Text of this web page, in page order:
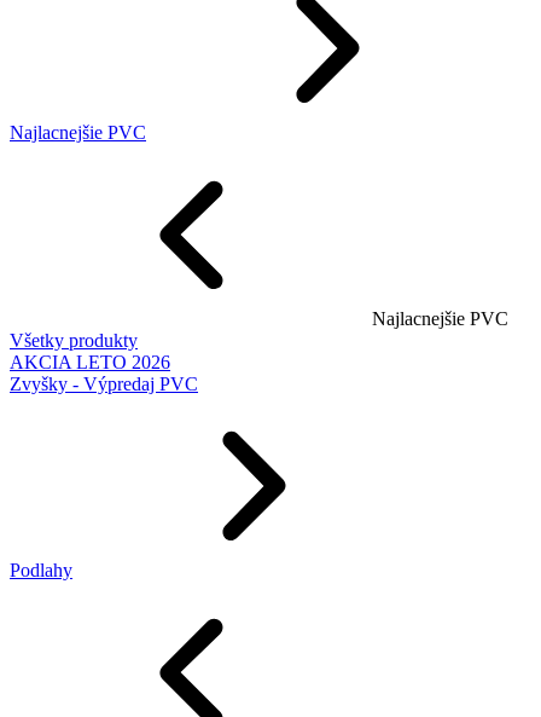
Najlacnejšie PVC
Najlacnejšie PVC
Všetky produkty
AKCIA LETO 2026
Zvyšky - Výpredaj PVC
Podlahy